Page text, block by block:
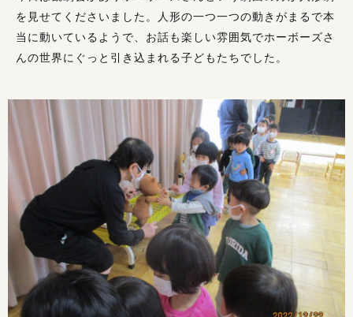
を見せてくださいました。人形の一つ一つの動きがまるで本
当に動いているようで、お話も楽しい雰囲気でホーボーズさ
んの世界にぐっと引き込まれる子どもたちでした。